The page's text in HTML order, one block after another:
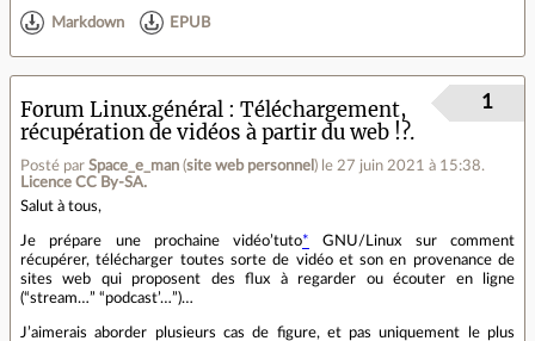
Markdown EPUB
Forum Linux.général
Téléchargement,
récupération de vidéos à partir du web !?.
Posté par Space_e_man (site web personnel ) le 27 juin 2021 à 15:38.
Licence CC By‑SA.
1
Salut à tous,
Je prépare une prochaine vidéo’tuto* GNU/Linux sur comment
récupérer, télécharger toutes sorte de vidéo et son en provenance de
sites web qui proposent des flux à regarder ou écouter en ligne
(“stream…” “podcast’…”)…
J’aimerais aborder plusieurs cas de figure, et pas uniquement le plus